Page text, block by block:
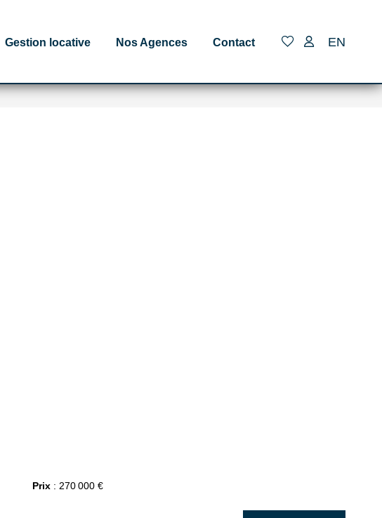
Gestion locative Nos Agences Contact EN
Prix: 270 000 €